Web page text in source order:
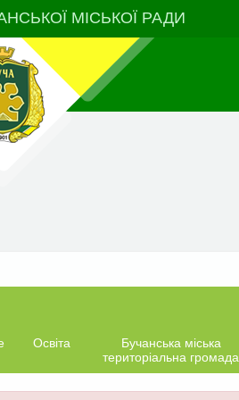
МІСЬКОЇ РАДИ
Освіта
Бучанська міська
територіальна громада